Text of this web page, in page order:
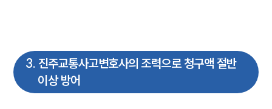
3. 진주교통사고변호사의 조력으로 청구액 절반
이상 방어